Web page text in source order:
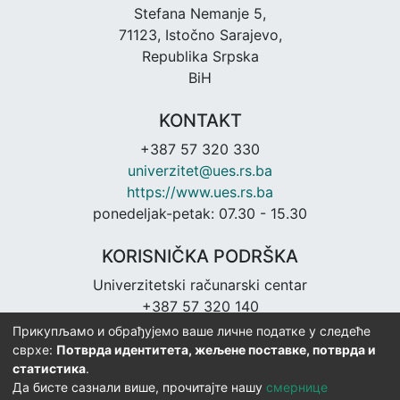
Stefana Nemanje 5,
71123, Istočno Sarajevo,
Republika Srpska
BiH
KONTAKT
+387 57 320 330
univerzitet@ues.rs.ba
https://www.ues.rs.ba
ponedeljak-petak: 07.30 - 15.30
KORISNIČKA PODRŠKA
Univerzitetski računarski centar
+387 57 320 140
urc@ues.rs.ba
https://urc.ues.rs.ba
Прикупљамо и обрађујемо ваше личне податке у следеће
сврхе: Потврда идентитета, жељене поставке, потврда и
статистика.
Да бисте сазнали више, прочитајте нашу смернице